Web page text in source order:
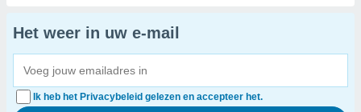
Het weer in uw e-mail
Ik heb het Privacybeleid gelezen en accepteer het.